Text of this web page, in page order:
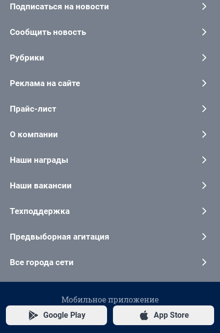
Подписаться на новости
Сообщить новость
Рубрики
Реклама на сайте
Прайс-лист
О компании
Наши награды
Наши вакансии
Техподдержка
Предвыборная агитация
Все города сети
Мобильное приложение
Google Play App Store